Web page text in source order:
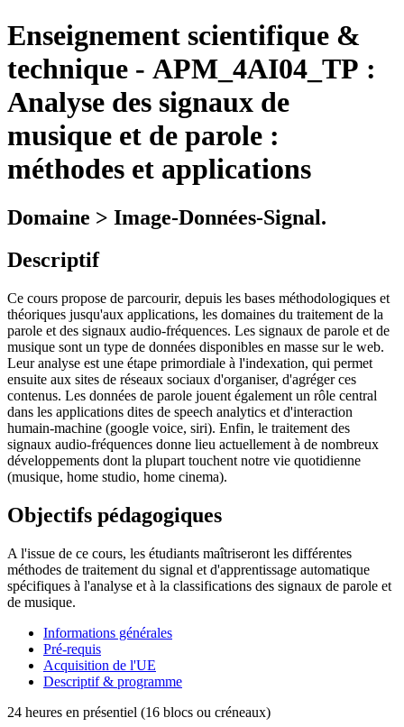
Enseignement scientifique &
technique - APM_4AI04_TP :
Analyse des signaux de
musique et de parole :
méthodes et applications
Domaine > Image-Données-Signal.
Descriptif
Ce cours propose de parcourir, depuis les bases méthodologiques et
théoriques jusqu'aux applications, les domaines du traitement de la
parole et des signaux audio-fréquences. Les signaux de parole et de
musique sont un type de données disponibles en masse sur le web.
Leur analyse est une étape primordiale à l'indexation, qui permet
ensuite aux sites de réseaux sociaux d'organiser, d'agréger ces
contenus. Les données de parole jouent également un rôle central
dans les applications dites de speech analytics et d'interaction
humain-machine (google voice, siri). Enfin, le traitement des
signaux audio-fréquences donne lieu actuellement à de nombreux
développements dont la plupart touchent notre vie quotidienne
(musique, home studio, home cinema).
Objectifs pédagogiques
A l'issue de ce cours, les étudiants maîtriseront les différentes
méthodes de traitement du signal et d'apprentissage automatique
spécifiques à l'analyse et à la classifications des signaux de parole et
de musique.
Informations générales
Pré-requis
Acquisition de l'UE
Descriptif & programme
24 heures en présentiel (16 blocs ou créneaux)